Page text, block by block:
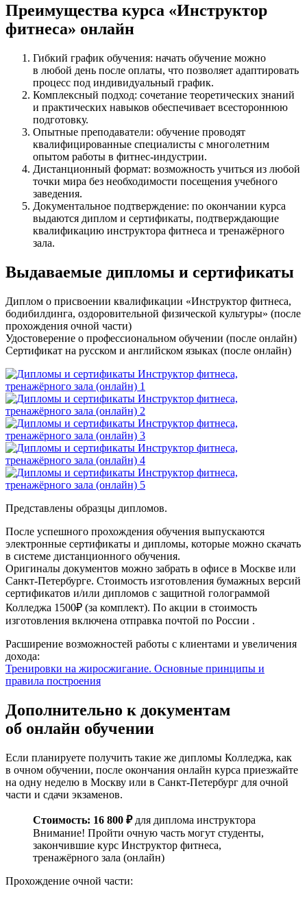
Преимущества курса «Инструктор
фитнеса» онлайн
Гибкий график обучения: начать обучение можно
в любой день после оплаты, что позволяет адаптировать
процесс под индивидуальный график.​
Комплексный подход: сочетание теоретических знаний
и практических навыков обеспечивает всестороннюю
подготовку.
Опытные преподаватели: обучение проводят
квалифицированные специалисты с многолетним
опытом работы в фитнес-индустрии.​
Дистанционный формат: возможность учиться из любой
точки мира без необходимости посещения учебного
заведения.​
Документальное подтверждение: по окончании курса
выдаются диплом и сертификаты, подтверждающие
квалификацию инструктора фитнеса и тренажёрного
зала.
Выдаваемые дипломы и сертификаты
Диплом о присвоении квалификации «Инструктор фитнеса,
бодибилдинга, оздоровительной физической культуры» (после
прохождения очной части)
Удостоверение о профессиональном обучении (после онлайн)
Сертификат на русском и английском языках (после онлайн)
Представлены образцы дипломов.
После успешного прохождения обучения выпускаются
электронные сертификаты и дипломы, которые можно скачать
в системе дистанционного обучения.
Оригиналы документов можно забрать в офисе в Москве или
Санкт-Петербурге. Стоимость изготовления бумажных версий
сертификатов и/или дипломов с защитной голограммой
Колледжа 1500₽ (за комплект). По акции в стоимость
изготовления включена отправка почтой по России .
Расширение возможностей работы с клиентами и увеличения
дохода:
Тренировки на жиросжи­гание. Основные принципы и
правила построения
Дополнительно к документам
об онлайн обучении
Если планируете получить такие же дипломы Колледжа, как
в очном обучении, после окончания онлайн курса приезжайте
на одну неделю в Москву или в Санкт-Петербург для очной
части и сдачи экзаменов.
Стоимость: 16 800 ₽для диплома инструктора
Внимание! Пройти очную часть могут студенты,
закончившие курс Инструктор фитнеса,
тренажёрного зала (онлайн)
Прохождение очной части: